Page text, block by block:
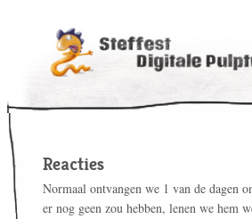
Reacties
Normaal ontvangen we 1 van de dagen
er nog geen zou hebben, lenen we hem